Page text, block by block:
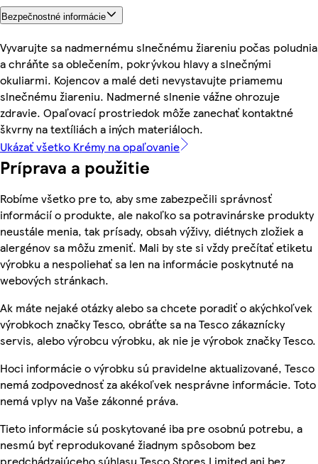
Bezpečnostné informácie
Vyvarujte sa nadmernému slnečnému žiareniu počas poludnia
a chráňte sa oblečením, pokrývkou hlavy a slnečnými
okuliarmi. Kojencov a malé deti nevystavujte priamemu
slnečnému žiareniu. Nadmerné slnenie vážne ohrozuje
zdravie. Opaľovací prostriedok môže zanechať kontaktné
škvrny na textíliách a iných materiáloch.
Ukázať všetko Krémy na opaľovanie
Príprava a použitie
Robíme všetko pre to, aby sme zabezpečili správnosť
informácií o produkte, ale nakoľko sa potravinárske produkty
neustále menia, tak prísady, obsah výživy, diétnych zložiek a
alergénov sa môžu zmeniť. Mali by ste si vždy prečítať etiketu
výrobku a nespoliehať sa len na informácie poskytnuté na
webových stránkach.
Ak máte nejaké otázky alebo sa chcete poradiť o akýchkoľvek
výrobkoch značky Tesco, obráťte sa na Tesco zákaznícky
servis, alebo výrobcu výrobku, ak nie je výrobok značky Tesco.
Hoci informácie o výrobku sú pravidelne aktualizované, Tesco
nemá zodpovednosť za akékoľvek nesprávne informácie. Toto
nemá vplyv na Vaše zákonné práva.
Tieto informácie sú poskytované iba pre osobnú potrebu, a
nesmú byť reprodukované žiadnym spôsobom bez
predchádzajúceho súhlasu Tesco Stores Limited ani bez